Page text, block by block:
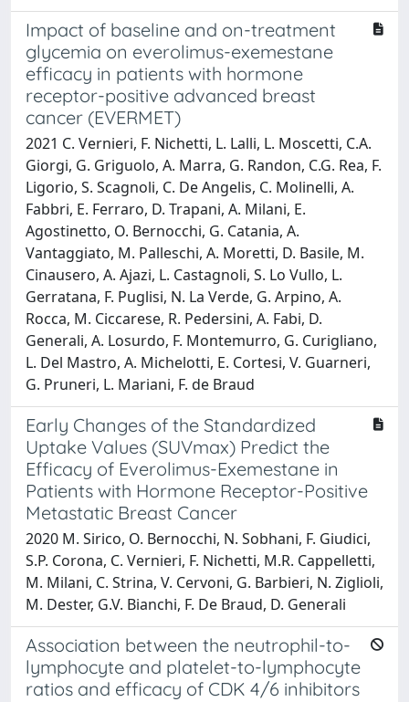
Impact of baseline and on-treatment
glycemia on everolimus-exemestane
efficacy in patients with hormone
receptor-positive advanced breast
cancer (EVERMET)
2021 C. Vernieri, F. Nichetti, L. Lalli, L. Moscetti, C.A.
Giorgi, G. Griguolo, A. Marra, G. Randon, C.G. Rea, F.
Ligorio, S. Scagnoli, C. De Angelis, C. Molinelli, A.
Fabbri, E. Ferraro, D. Trapani, A. Milani, E.
Agostinetto, O. Bernocchi, G. Catania, A.
Vantaggiato, M. Palleschi, A. Moretti, D. Basile, M.
Cinausero, A. Ajazi, L. Castagnoli, S. Lo Vullo, L.
Gerratana, F. Puglisi, N. La Verde, G. Arpino, A.
Rocca, M. Ciccarese, R. Pedersini, A. Fabi, D.
Generali, A. Losurdo, F. Montemurro, G. Curigliano,
L. Del Mastro, A. Michelotti, E. Cortesi, V. Guarneri,
G. Pruneri, L. Mariani, F. de Braud
Early Changes of the Standardized
Uptake Values (SUVmax) Predict the
Efficacy of Everolimus-Exemestane in
Patients with Hormone Receptor-Positive
Metastatic Breast Cancer
2020 M. Sirico, O. Bernocchi, N. Sobhani, F. Giudici,
S.P. Corona, C. Vernieri, F. Nichetti, M.R. Cappelletti,
M. Milani, C. Strina, V. Cervoni, G. Barbieri, N. Ziglioli,
M. Dester, G.V. Bianchi, F. De Braud, D. Generali
Association between the neutrophil-to-
lymphocyte and platelet-to-lymphocyte
ratios and efficacy of CDK 4/6 inhibitors